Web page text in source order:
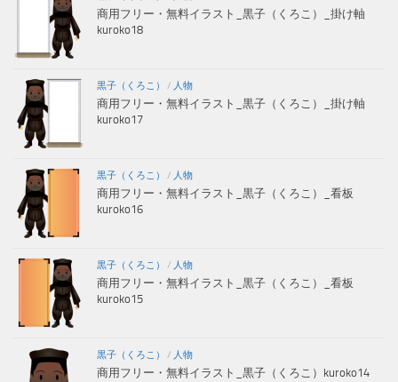
商用フリー・無料イラスト_黒子（くろこ）_掛け軸
kuroko18
黒子（くろこ） / 人物
商用フリー・無料イラスト_黒子（くろこ）_掛け軸
kuroko17
黒子（くろこ） / 人物
商用フリー・無料イラスト_黒子（くろこ）_看板
kuroko16
黒子（くろこ） / 人物
商用フリー・無料イラスト_黒子（くろこ）_看板
kuroko15
黒子（くろこ） / 人物
商用フリー・無料イラスト_黒子（くろこ）kuroko14